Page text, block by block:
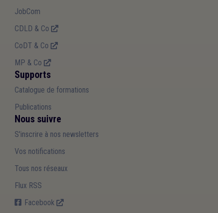
JobCom
CDLD & Co
CoDT & Co
MP & Co
Supports
Catalogue de formations
Publications
Nous suivre
S'inscrire à nos newsletters
Vos notifications
Tous nos réseaux
Flux RSS
Facebook